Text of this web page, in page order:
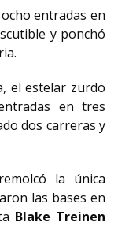
entradas en
y ponchó
el estelar zurdo
en tres
dos carreras y
la única
las bases en
Blake Treinen